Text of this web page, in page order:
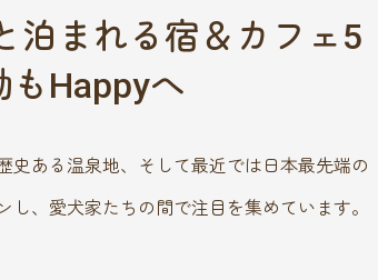
泊まれる宿＆カフェ5
Happyへ
史ある温泉地、そして最近では日本最先端の
し、愛犬家たちの間で注目を集めています。